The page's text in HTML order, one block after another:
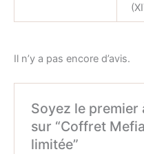
Il n’y a pas encore d’avis.
Soyez le premier
sur “Coffret
limitée”